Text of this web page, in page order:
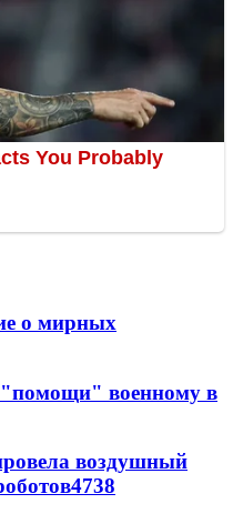
о мирных
военному в
воздушный
4738